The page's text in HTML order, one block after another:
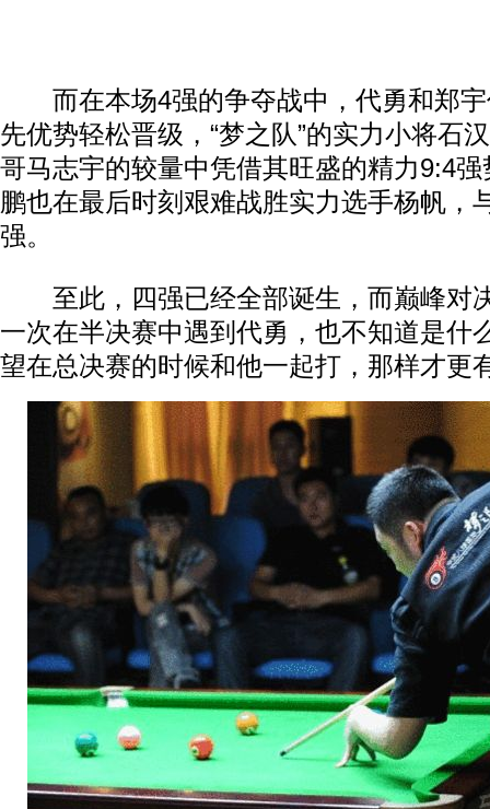
而在本场4强的争夺战中，代勇和郑宇
先优势轻松晋级，“梦之队”的实力小将石
哥马志宇的较量中凭借其旺盛的精力9:4
鹏也在最后时刻艰难战胜实力选手杨帆，
强。
至此，四强已经全部诞生，而巅峰对
一次在半决赛中遇到代勇，也不知道是什
望在总决赛的时候和他一起打，那样才更